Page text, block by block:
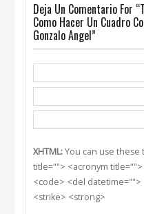
Deja Un Comentario For
Como Hacer Un Cuadro
Gonzalo Angel”
XHTML:You can use these
title=""> <acronym
<code> <del datetime="">
<strike> <strong>